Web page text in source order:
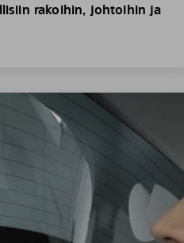
rakoihin, johtoihin ja